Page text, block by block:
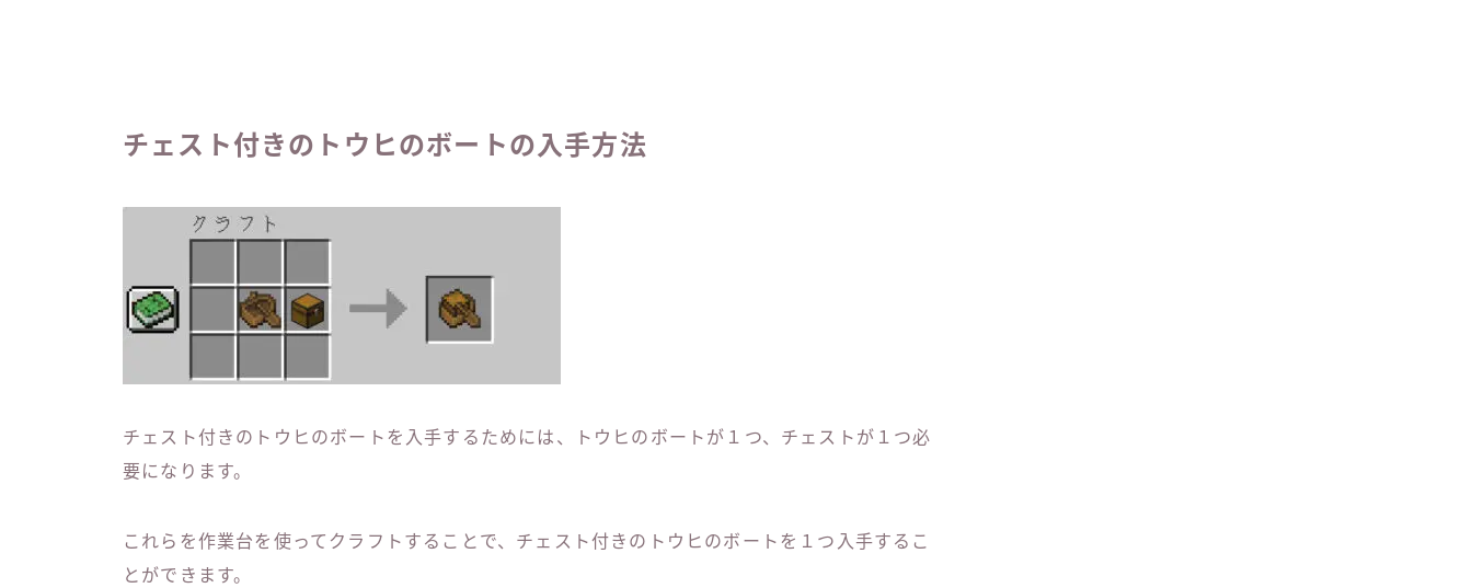
チェスト付きのトウヒのボートの入手方法
チェスト付きのトウヒのボートを入手するためには、トウヒのボートが１つ、チェストが１つ必
要になります。
これらを作業台を使ってクラフトすることで、チェスト付きのトウヒのボートを１つ入手するこ
とができます。